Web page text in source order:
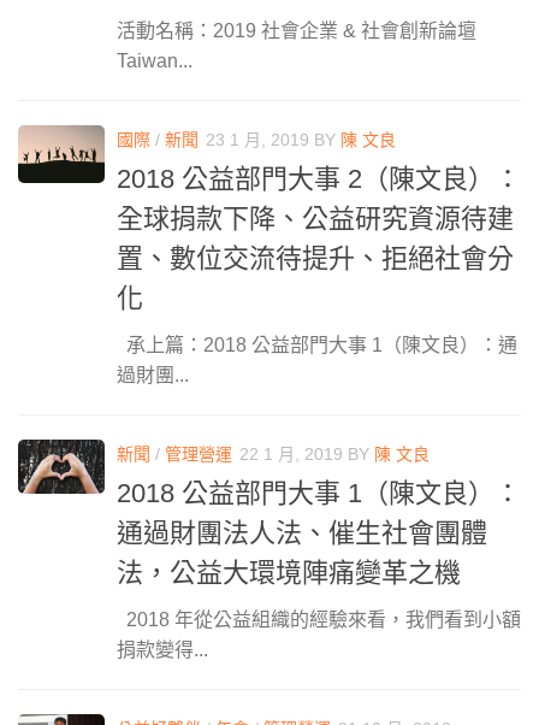
活動名稱：2019 社會企業 & 社會創新論壇
Taiwan...
國際 / 新聞 23 1 月, 2019 BY 陳 文良
2018 公益部門大事 2（陳文良）：
全球捐款下降、公益研究資源待建
置、數位交流待提升、拒絕社會分
化
承上篇：2018 公益部門大事 1（陳文良）：通
過財團...
新聞 / 管理營運 22 1 月, 2019 BY 陳 文良
2018 公益部門大事 1（陳文良）：
通過財團法人法、催生社會團體
法，公益大環境陣痛變革之機
2018 年從公益組織的經驗來看，我們看到小額
捐款變得...